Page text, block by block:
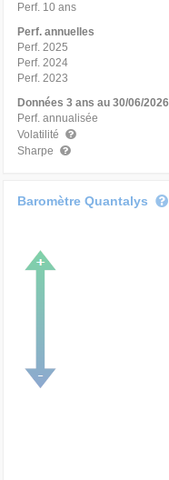
Perf. 10 ans
Perf. annuelles
Perf. 2025
Perf. 2024
Perf. 2023
Données 3 ans au 30/06/2026
Perf. annualisée
Volatilité
Sharpe
Baromètre Quantalys